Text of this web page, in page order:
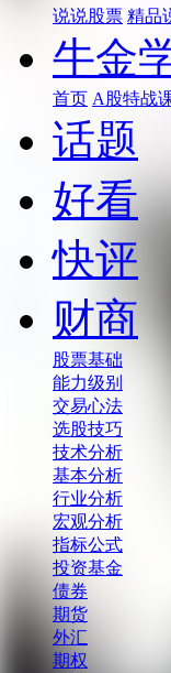
说说股票 精品
牛金
首页 A股特战
话题
好看
快评
财商
股票基础
能力级别
交易心法
选股技巧
技术分析
基本分析
行业分析
宏观分析
指标公式
投资基金
债券
期货
外汇
期权